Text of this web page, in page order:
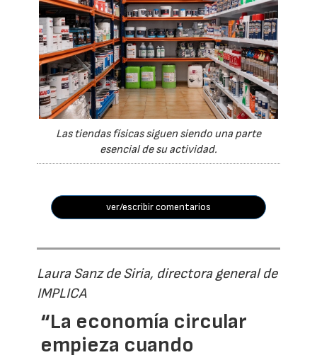
Las tiendas físicas siguen siendo una parte
esencial de su actividad.
ver/escribir comentarios
Laura Sanz de Siria, directora general de
IMPLICA
“La economía circular
empieza cuando